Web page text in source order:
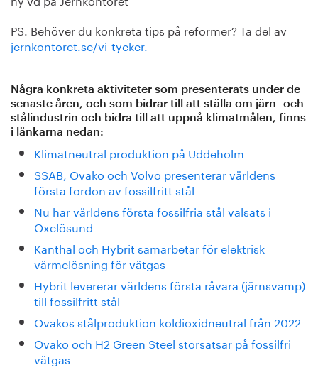
PS. Behöver du konkreta tips på reformer? Ta del av
jernkontoret.se/vi-tycker.
Några konkreta aktiviteter som presenterats under de
senaste åren, och som bidrar till att ställa om järn- och
stålindustrin och bidra till att uppnå klimatmålen, finns
i länkarna nedan:
Klimatneutral produktion på Uddeholm
SSAB, Ovako och Volvo presenterar världens
första fordon av fossilfritt stål
Nu har världens första fossilfria stål valsats i
Oxelösund
Kanthal och Hybrit samarbetar för elektrisk
värmelösning för vätgas
Hybrit levererar världens första råvara (järnsvamp)
till fossilfritt stål
Ovakos stålproduktion koldioxidneutral från 2022
Ovako och H2 Green Steel storsatsar på fossilfri
vätgas